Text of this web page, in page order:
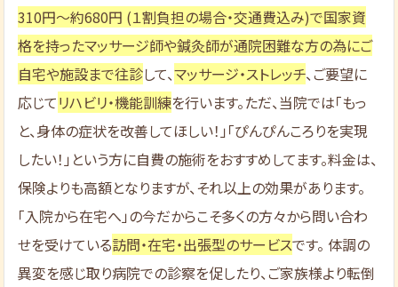
310円～約680円 (１割負担の場合・交通費込み)で国家資
格を持ったマッサージ師や鍼灸師が通院困難な方の為にご
自宅や施設まで往診して、マッサージ・ストレッチ、ご要望に
応じてリハビリ・機能訓練を行います。ただ、当院では「もっ
と、身体の症状を改善してほしい！」「ぴんぴんころりを実現
したい！」という方に自費の施術をおすすめしてます。料金は、
保険よりも高額となりますが、それ以上の効果があります。
「入院から在宅へ」の今だからこそ多くの方々から問い合わ
せを受けている訪問・在宅・出張型のサービスです。 体調の
異変を感じ取り病院での診察を促したり、ご家族様より転倒